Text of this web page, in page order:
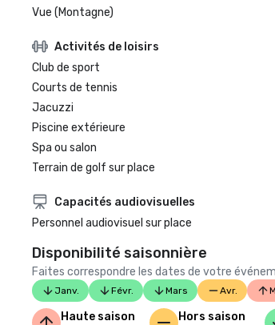
Vue (Montagne)
Activités de loisirs
Club de sport
Courts de tennis
Jacuzzi
Piscine extérieure
Spa ou salon
Terrain de golf sur place
Capacités audiovisuelles
Personnel audiovisuel sur place
Disponibilité saisonnière
Faites correspondre les dates de votre
Janv. Févr. Mars Avr.
Haute saison
Hors saison